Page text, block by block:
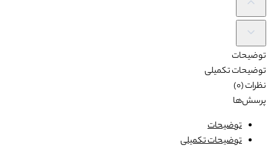
توضیحات
توضیحات تکمیلی
نظرات (0)
پرسش‌ها
توضیحات
توضیحات تکمیلی